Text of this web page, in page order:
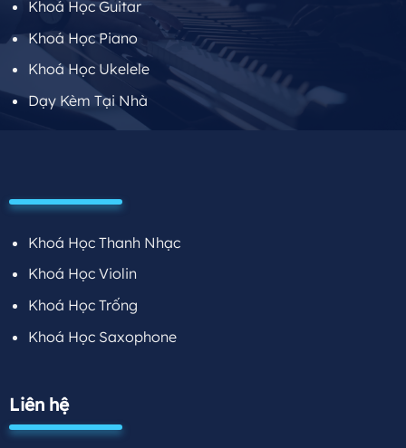
Khoá Học Guitar
Khoá Học Piano
Khoá Học Ukelele
Dạy Kèm Tại Nhà
Khoá Học Thanh Nhạc
Khoá Học Violin
Khoá Học Trống
Khoá Học Saxophone
Liên hệ